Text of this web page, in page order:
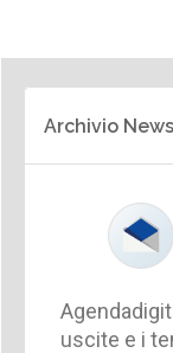
Archivio
uscite e i